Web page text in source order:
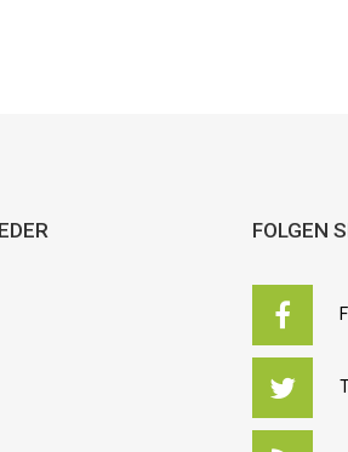
FOLGEN